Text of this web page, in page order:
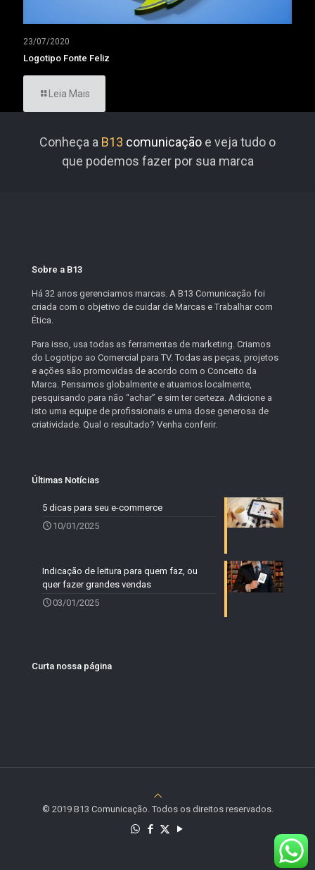
23/07/2020
Logotipo Fonte Feliz
Leia Mais
Conheça a B13 comunicação e veja tudo o
que podemos fazer por sua marca
Sobre a B13
Há 32 anos gerenciamos marcas. A B13 Comunicação foi
criada com o objetivo de cuidar de Marcas e Trabalhar com
Ética.
Para isso, usa todas as ferramentas de marketing. Criamos
do Logotipo ao Comercial para TV. Todas as peças, projetos
e ações são promovidas de acordo com o Conceito da
Marca. Pensamos globalmente e atuamos localmente,
pesquisando para não “achar” e sim ter certeza. Adicione a
isto uma equipe de profissionais e uma dose generosa de
criatividade. Qual o resultado? Venha conferir.
Últimas Notícias
5 dicas para seu e-commerce
10/01/2025
Indicação de leitura para quem faz, ou
quer fazer grandes vendas
03/01/2025
Curta nossa página
© 2019 B13 Comunicação. Todos os direitos reservados.